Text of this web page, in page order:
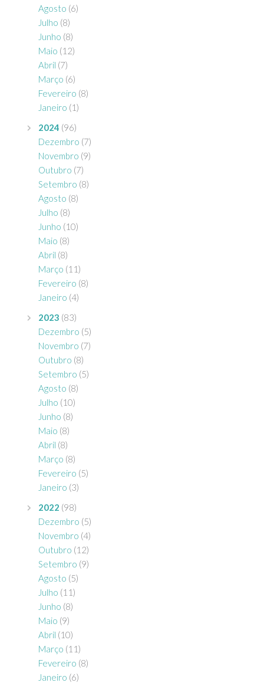
Agosto (6)
Julho (8)
Junho (8)
Maio (12)
Abril (7)
Março (6)
Fevereiro (8)
Janeiro (1)
2024 (96)
Dezembro (7)
Novembro (9)
Outubro (7)
Setembro (8)
Agosto (8)
Julho (8)
Junho (10)
Maio (8)
Abril (8)
Março (11)
Fevereiro (8)
Janeiro (4)
2023 (83)
Dezembro (5)
Novembro (7)
Outubro (8)
Setembro (5)
Agosto (8)
Julho (10)
Junho (8)
Maio (8)
Abril (8)
Março (8)
Fevereiro (5)
Janeiro (3)
2022 (98)
Dezembro (5)
Novembro (4)
Outubro (12)
Setembro (9)
Agosto (5)
Julho (11)
Junho (8)
Maio (9)
Abril (10)
Março (11)
Fevereiro (8)
Janeiro (6)